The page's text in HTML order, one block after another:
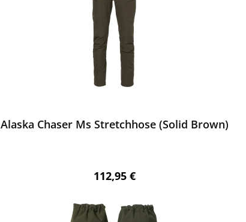
Alaska Chaser Ms Stretchhose (Solid Brown)
Regulärer Preis:
112,95 €